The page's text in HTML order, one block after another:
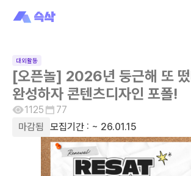
대외활동
[오픈놀] 2026년 둥근해 또
완성하자 콘텐츠디자인 포폴!
1125
77
마감됨
모집기간 : ~ 26.01.15